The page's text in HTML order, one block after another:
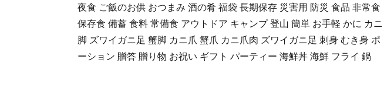
夜食 ご飯のお供 おつまみ 酒の肴 福袋 長期保存 災害用 防災 食品 非常食
保存食 備蓄 食料 常備食 アウトドア キャンプ 登山 簡単 お手軽 かに カニ
脚 ズワイガニ足 蟹脚 カニ爪 蟹爪 カニ爪肉 ズワイガニ足 刺身 むき身 ポ
ーション 贈答 贈り物 お祝い ギフト パーティー 海鮮丼 海鮮 フライ 鍋